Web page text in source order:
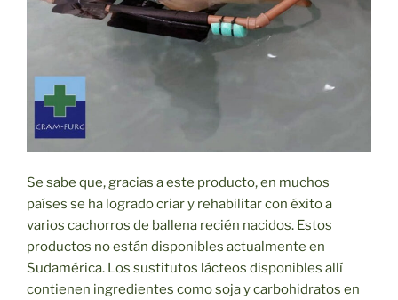
Se sabe que, gracias a este producto, en muchos
países se ha logrado criar y rehabilitar con éxito a
varios cachorros de ballena recién nacidos. Estos
productos no están disponibles actualmente en
Sudamérica. Los sustitutos lácteos disponibles allí
contienen ingredientes como soja y carbohidratos en